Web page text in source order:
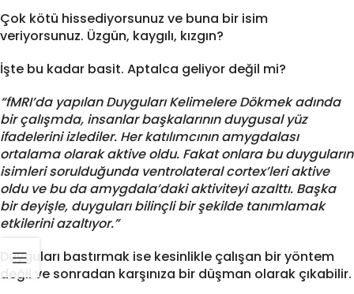
Çok kötü hissediyorsunuz ve buna bir isim
veriyorsunuz. Üzgün, kaygılı, kızgın?
İşte bu kadar basit. Aptalca geliyor değil mi?
“fMRI’da yapılan Duyguları Kelimelere Dökmek adında
bir çalışmda, insanlar başkalarının duygusal yüz
ifadelerini izlediler. Her katılımcının amygdalası
ortalama olarak aktive oldu. Fakat onlara bu duyguların
isimleri sorulduğunda ventrolateral cortex’leri aktive
oldu ve bu da amygdala’daki aktiviteyi azalttı. Başka
bir deyişle, duyguları bilinçli bir şekilde tanımlamak
etkilerini azaltıyor.”
Duyguları bastırmak ise kesinlikle çalışan bir yöntem
değil ve sonradan karşınıza bir düşman olarak çıkabilir.